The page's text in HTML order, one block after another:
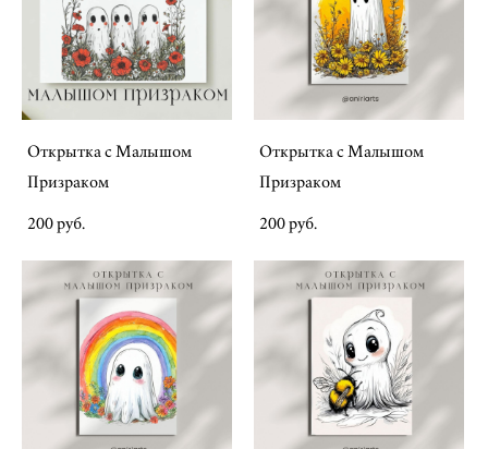
Открытка с Малышом
Призраком
200 pуб.
Открытка с Малышом
Призраком
200 pуб.